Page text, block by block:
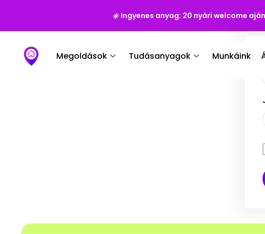
☀️ Ingyenes anyag: 20 nyári welcome
Megoldások Tudásanyagok Munkáink